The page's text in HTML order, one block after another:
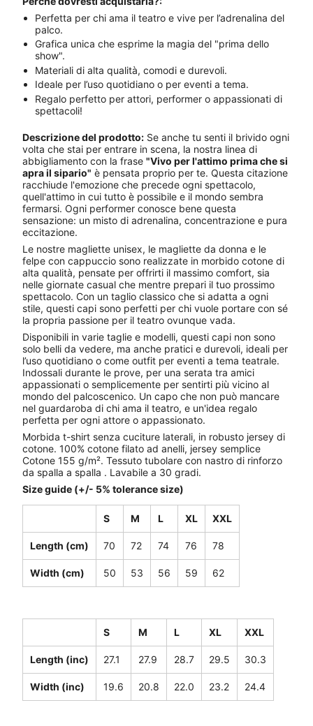
Perfetta per chi ama il teatro e vive per l’adrenalina del
palco.
Grafica unica che esprime la magia del "prima dello
show".
Materiali di alta qualità, comodi e durevoli.
Ideale per l’uso quotidiano o per eventi a tema.
Regalo perfetto per attori, performer o appassionati di
spettacoli!
Descrizione del prodotto: Se anche tu senti il brivido ogni
volta che stai per entrare in scena, la nostra linea di
abbigliamento con la frase "Vivo per l'attimo prima che si
apra il sipario" è pensata proprio per te. Questa citazione
racchiude l'emozione che precede ogni spettacolo,
quell'attimo in cui tutto è possibile e il mondo sembra
fermarsi. Ogni performer conosce bene questa
sensazione: un misto di adrenalina, concentrazione e pura
eccitazione.
Le nostre magliette unisex, le magliette da donna e le
felpe con cappuccio sono realizzate in morbido cotone di
alta qualità, pensate per offrirti il massimo comfort, sia
nelle giornate casual che mentre prepari il tuo prossimo
spettacolo. Con un taglio classico che si adatta a ogni
stile, questi capi sono perfetti per chi vuole portare con sé
la propria passione per il teatro ovunque vada.
Disponibili in varie taglie e modelli, questi capi non sono
solo belli da vedere, ma anche pratici e durevoli, ideali per
l’uso quotidiano o come outfit per eventi a tema teatrale.
Indossali durante le prove, per una serata tra amici
appassionati o semplicemente per sentirti più vicino al
mondo del palcoscenico. Un capo che non può mancare
nel guardaroba di chi ama il teatro, e un'idea regalo
perfetta per ogni attore o appassionato.
Morbida t-shirt senza cuciture laterali, in robusto jersey di
cotone. 100% cotone filato ad anelli, jersey semplice
Cotone 155 g/m². Tessuto tubolare con nastro di rinforzo
da spalla a spalla . Lavabile a 30 gradi.
Size guide (+/- 5% tolerance size)
S M L XL XXL
Length (cm) 70 72 74 76 78
Width (cm) 50 53 56 59 62
S M L XL XXL
Length (inc) 27.1 27.9 28.7 29.5 30.3
Width (inc) 19.6 20.8 22.0 23.2 24.4